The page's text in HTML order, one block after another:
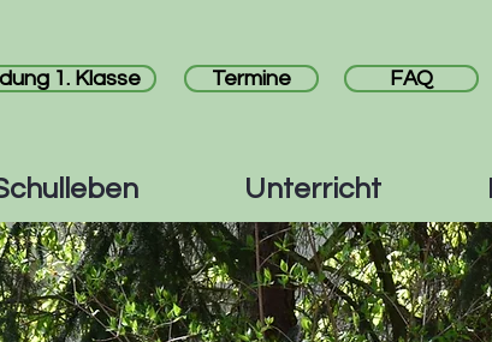
1. Klasse Termine FAQ
Unterricht